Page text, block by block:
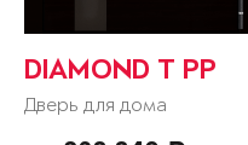
DIAMOND T РР
Дверь для дома